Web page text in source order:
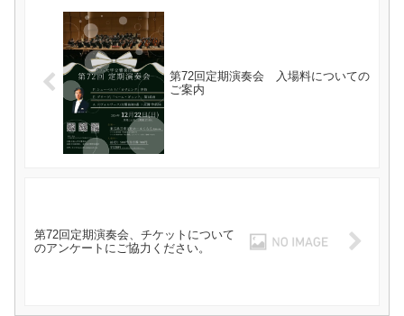
第72回定期演奏会 入場料についての
ご案内
第72回定期演奏会、チケットについて
のアンケートにご協力ください。